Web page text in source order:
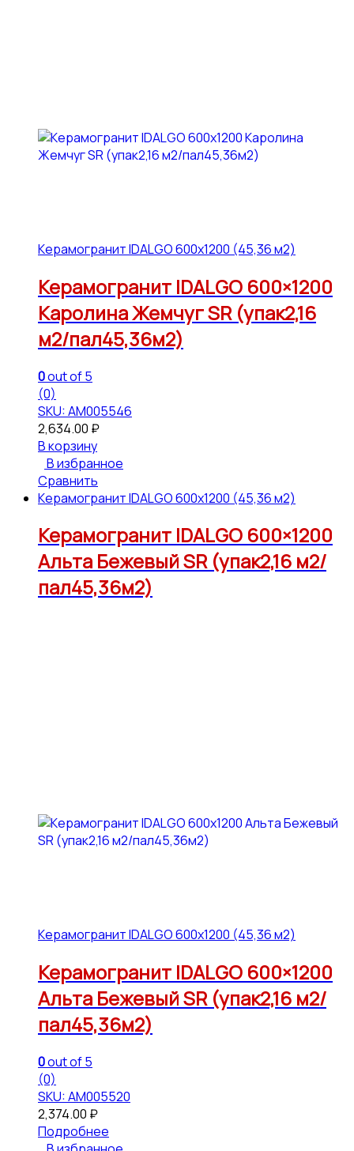
Керамогранит IDALGO 600x1200 (45,36 м2)
Керамогранит IDALGO 600×1200
Каролина Жемчуг SR (упак2,16
м2/пал45,36м2)
0out of 5
(0)
SKU: АМ005546
2,634.00 ₽
В корзину
В избранное
Сравнить
Керамогранит IDALGO 600x1200 (45,36 м2)
Керамогранит IDALGO 600×1200
Альта Бежевый SR (упак2,16 м2/
пал45,36м2)
Керамогранит IDALGO 600x1200 (45,36 м2)
Керамогранит IDALGO 600×1200
Альта Бежевый SR (упак2,16 м2/
пал45,36м2)
0out of 5
(0)
SKU: АМ005520
2,374.00 ₽
Подробнее